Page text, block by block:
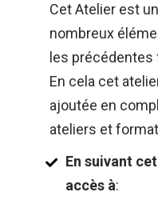
Cet Atelier est
nombreux
les
En cela cet
ajoutée en
ateliers et
En suivant
accès à:​